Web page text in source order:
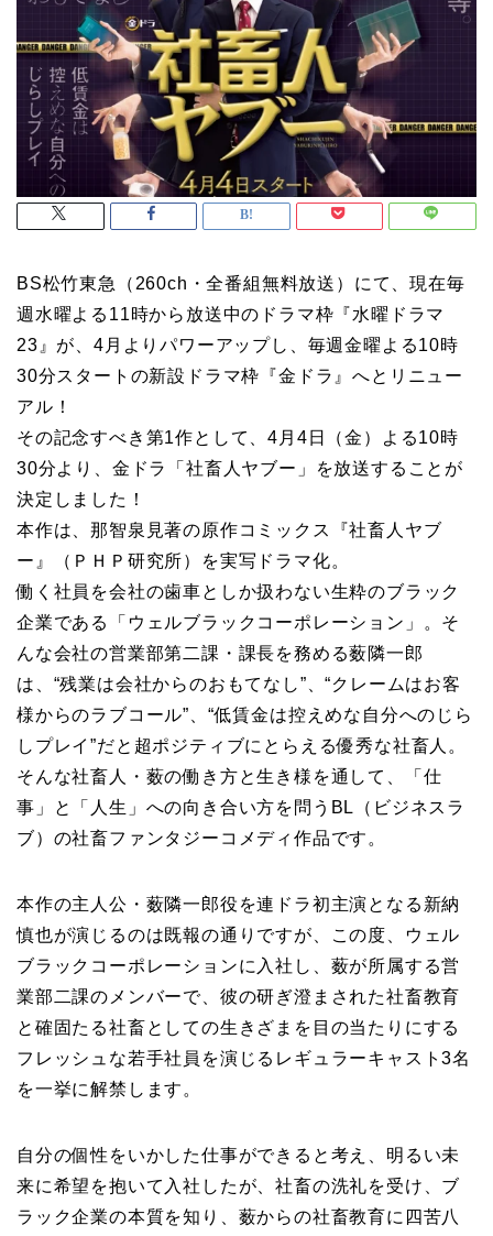
BS松竹東急（260ch・全番組無料放送）にて、現在毎
週水曜よる11時から放送中のドラマ枠『水曜ドラマ
23』が、4月よりパワーアップし、毎週金曜よる10時
30分スタートの新設ドラマ枠『金ドラ』へとリニュー
アル！
その記念すべき第1作として、4月4日（金）よる10時
30分より、金ドラ「社畜人ヤブー」を放送することが
決定しました！
本作は、那智泉見著の原作コミックス『社畜人ヤブ
ー』（ＰＨＰ研究所）を実写ドラマ化。
働く社員を会社の歯車としか扱わない生粋のブラック
企業である「ウェルブラックコーポレーション」。そ
んな会社の営業部第二課・課長を務める薮隣一郎
は、“残業は会社からのおもてなし”、“クレームはお客
様からのラブコール”、“低賃金は控えめな自分へのじら
しプレイ”だと超ポジティブにとらえる優秀な社畜人。
そんな社畜人・薮の働き方と生き様を通して、「仕
事」と「人生」への向き合い方を問うBL（ビジネスラ
ブ）の社畜ファンタジーコメディ作品です。
本作の主人公・薮隣一郎役を連ドラ初主演となる新納
慎也が演じるのは既報の通りですが、この度、ウェル
ブラックコーポレーションに入社し、薮が所属する営
業部二課のメンバーで、彼の研ぎ澄まされた社畜教育
と確固たる社畜としての生きざまを目の当たりにする
フレッシュな若手社員を演じるレギュラーキャスト3名
を一挙に解禁します。
自分の個性をいかした仕事ができると考え、明るい未
来に希望を抱いて入社したが、社畜の洗礼を受け、ブ
ラック企業の本質を知り、薮からの社畜教育に四苦八